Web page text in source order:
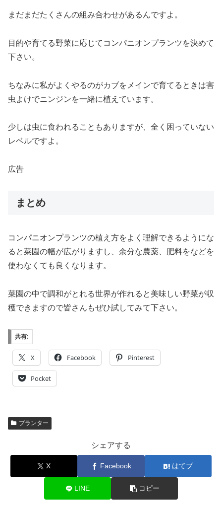
まだまだたくさんの組み合わせがあるんですよ。
目的や育てる野菜に応じてコンパニオンプランツを決めて
下さい。
ちなみに私がよくやるのがカブをメインで育てるときは害
虫よけでニンジンを一緒に植えています。
少しは虫に食われることもありますが、全く困っていない
レベルですよ。
広告
まとめ
コンパニオンプランツの植え方をよく理解できるようにな
ると菜園の幅が広がりますし、余分な農薬、肥料をなどを
使わなくても良くなります。
菜園の中で調和がとれる世界が作れると美味しい野菜が収
穫できますので皆さんもぜひ試してみて下さい。
共有:
X Facebook Pinterest
Pocket
プランター
シェアする
X Facebook はてブ
LINE コピー